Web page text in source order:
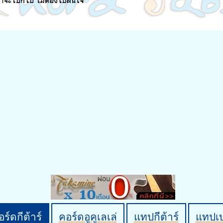
ร์ดกีต้าร์ คอร์ดอูคูเลเล่ แทปกีต้าร์ แทปเ